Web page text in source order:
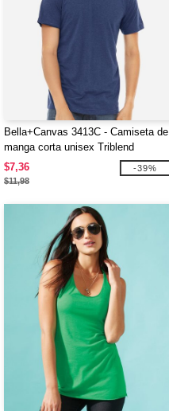
Bella+Canvas 3413C - Camiseta de
manga corta unisex Triblend
$7,36
$11,98
-39%